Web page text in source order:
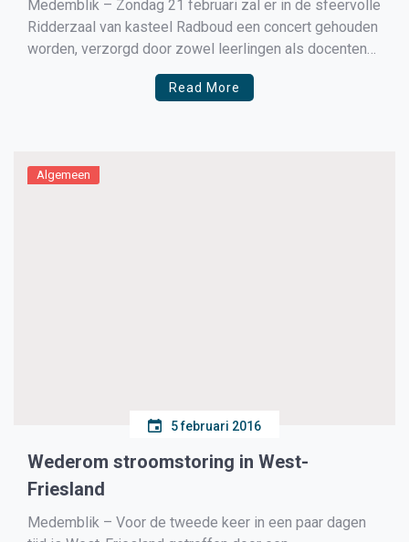
Medemblik – Zondag 21 februari zal er in de sfeervolle
Ridderzaal van kasteel Radboud een concert gehouden
worden, verzorgd door zowel leerlingen als docenten
van de muziekschool. Op het programma staan
optredens van harpleerlingen van Klaartje Broers,
Read More
Algemeen
5 februari 2016
Wederom stroomstoring in West-
Friesland
Medemblik – Voor de tweede keer in een paar dagen